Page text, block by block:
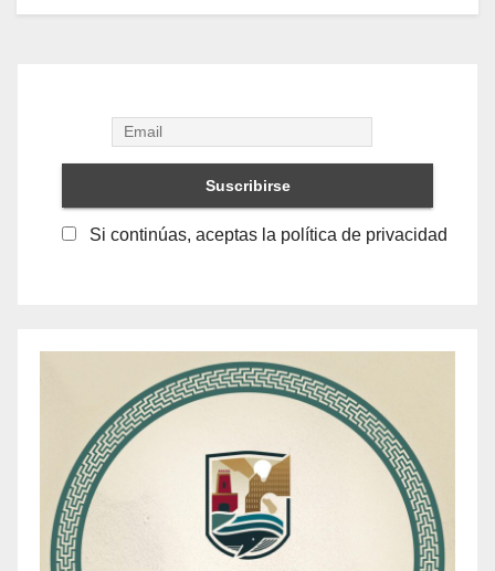
Si continúas, aceptas la política de privacidad